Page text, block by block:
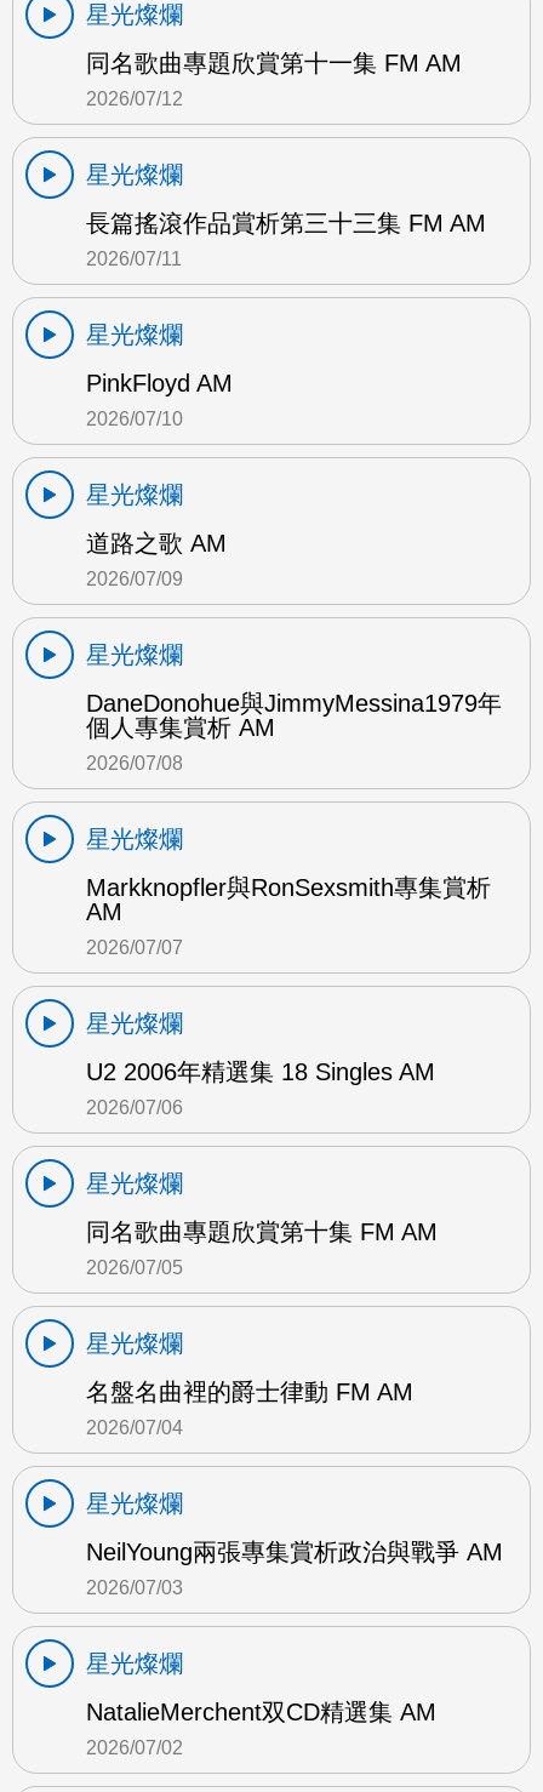
星光燦爛
同名歌曲專題欣賞第十一集 FM AM
2026/07/12
星光燦爛
長篇搖滾作品賞析第三十三集 FM AM
2026/07/11
星光燦爛
PinkFloyd AM
2026/07/10
星光燦爛
道路之歌 AM
2026/07/09
星光燦爛
DaneDonohue與JimmyMessina1979年
個人專集賞析 AM
2026/07/08
星光燦爛
Markknopfler與RonSexsmith專集賞析
AM
2026/07/07
星光燦爛
U2 2006年精選集 18 Singles AM
2026/07/06
星光燦爛
同名歌曲專題欣賞第十集 FM AM
2026/07/05
星光燦爛
名盤名曲裡的爵士律動 FM AM
2026/07/04
星光燦爛
NeilYoung兩張專集賞析政治與戰爭 AM
2026/07/03
星光燦爛
NatalieMerchent双CD精選集 AM
2026/07/02